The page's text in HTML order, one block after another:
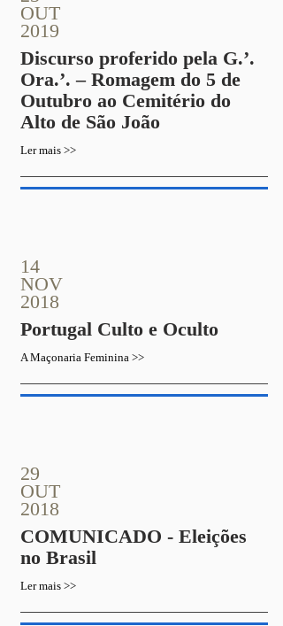
OUT
2019
Discurso proferido pela G.’.
Ora.’. – Romagem do 5 de
Outubro ao Cemitério do
Alto de São João
Ler mais >>
14
NOV
2018
Portugal Culto e Oculto
A Maçonaria Feminina >>
29
OUT
2018
COMUNICADO - Eleições
no Brasil
Ler mais >>